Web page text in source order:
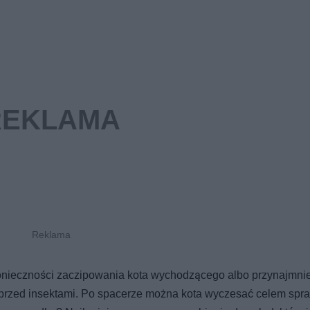
zaczipowania kota wychodzącego albo
insektami. Po spacerze można kota wyczesać celem